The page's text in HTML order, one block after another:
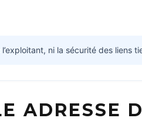
ni la sécurité des liens
ADRESSE